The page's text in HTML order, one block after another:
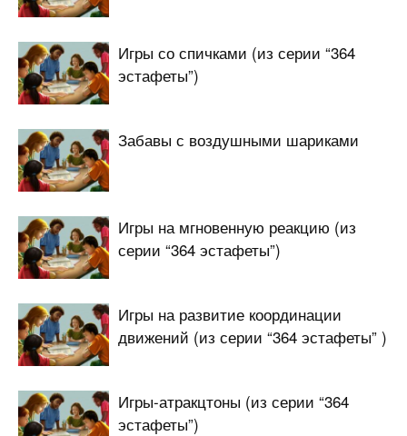
Игры со спичками (из серии “364
эстафеты”)
Забавы с воздушными шариками
Игры на мгновенную реакцию (из
серии “364 эстафеты”)
Игры на развитие координации
движений (из серии “364 эстафеты” )
Игры-атракцтоны (из серии “364
эстафеты”)